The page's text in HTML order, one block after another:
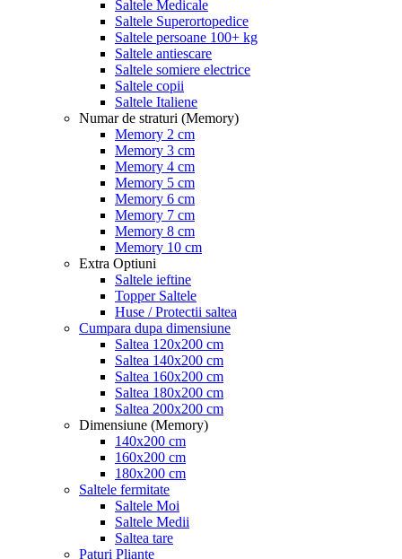
Saltele Medicale
Saltele Superortopedice
Saltele persoane 100+ kg
Saltele antiescare
Saltele somiere electrice
Saltele copii
Saltele Italiene
Numar de straturi (Memory)
Memory 2 cm
Memory 3 cm
Memory 4 cm
Memory 5 cm
Memory 6 cm
Memory 7 cm
Memory 8 cm
Memory 10 cm
Extra Optiuni
Saltele ieftine
Topper Saltele
Huse / Protectii saltea
Cumpara dupa dimensiune
Saltea 120x200 cm
Saltea 140x200 cm
Saltea 160x200 cm
Saltea 180x200 cm
Saltea 200x200 cm
Dimensiune (Memory)
140x200 cm
160x200 cm
180x200 cm
Saltele fermitate
Saltele Moi
Saltele Medii
Saltea tare
Paturi Pliante